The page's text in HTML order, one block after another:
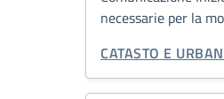
necessarie per la
CATEGORIA
CATASTO E